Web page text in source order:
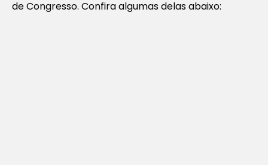
de Congresso. Confira algumas delas abaixo: